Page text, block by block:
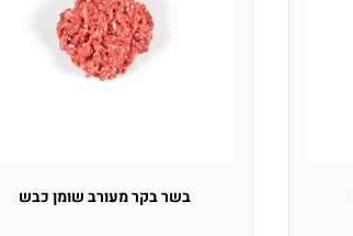
בשר בקר מעורב שומן כבש